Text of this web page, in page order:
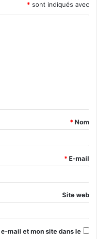
sont indiqués avec
*
Nom
*
E-mail
*
Site web
mail et mon site dans le